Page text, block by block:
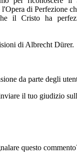
di Perfezione
il Cristo ha
di Albrecht Dürer.
da parte degli
il tuo giudizio
questo